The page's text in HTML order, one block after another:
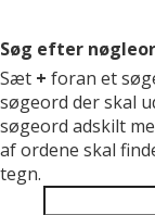
Søg efter
Sæt + foran et
søgeord der skal
søgeord adskilt
af ordene skal
tegn.